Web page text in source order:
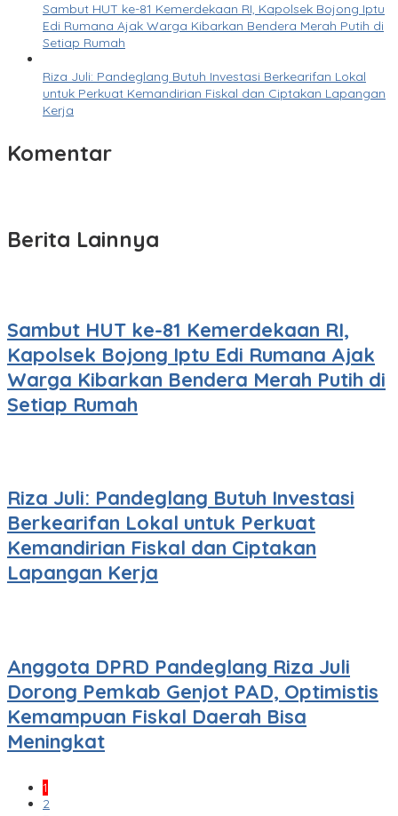
Sambut HUT ke-81 Kemerdekaan RI, Kapolsek Bojong Iptu
Edi Rumana Ajak Warga Kibarkan Bendera Merah Putih di
Setiap Rumah
Riza Juli: Pandeglang Butuh Investasi Berkearifan Lokal
untuk Perkuat Kemandirian Fiskal dan Ciptakan Lapangan
Kerja
Komentar
Berita Lainnya
Sambut HUT ke-81 Kemerdekaan RI,
Kapolsek Bojong Iptu Edi Rumana Ajak
Warga Kibarkan Bendera Merah Putih di
Setiap Rumah
Riza Juli: Pandeglang Butuh Investasi
Berkearifan Lokal untuk Perkuat
Kemandirian Fiskal dan Ciptakan
Lapangan Kerja
Anggota DPRD Pandeglang Riza Juli
Dorong Pemkab Genjot PAD, Optimistis
Kemampuan Fiskal Daerah Bisa
Meningkat
1
2